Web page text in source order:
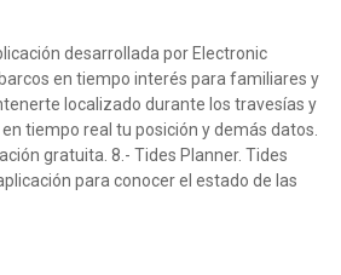
desarrollada por Electronic
en tiempo interés para familiares y
localizado durante los travesías y
tiempo real tu posición y demás datos.
gratuita. 8.- Tides Planner. Tides
para conocer el estado de las